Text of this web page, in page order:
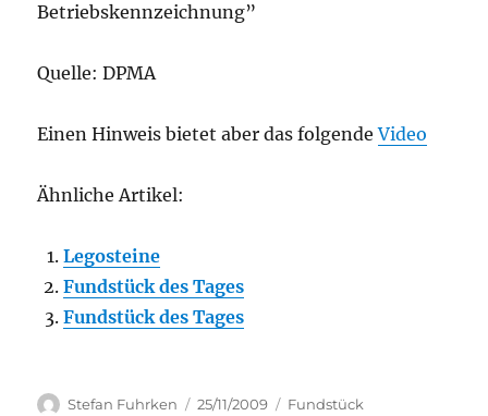
Betriebskennzeichnung”
Quelle: DPMA
Einen Hinweis bietet aber das folgendeVideo
Ähnliche Artikel:
Legosteine
Fundstück des Tages
Fundstück des Tages
Author
Stefan Fuhrken
Posted
25/11/2009 Categories
Fundstück